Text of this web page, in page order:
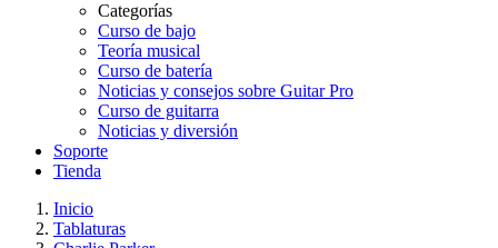
Categorías
Curso de bajo
Teoría musical
Curso de batería
Noticias y consejos sobre Guitar Pro
Curso de guitarra
Noticias y diversión
Soporte
Tienda
Inicio
Tablaturas